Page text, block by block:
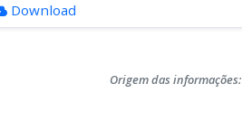
Download
Origem das informações: